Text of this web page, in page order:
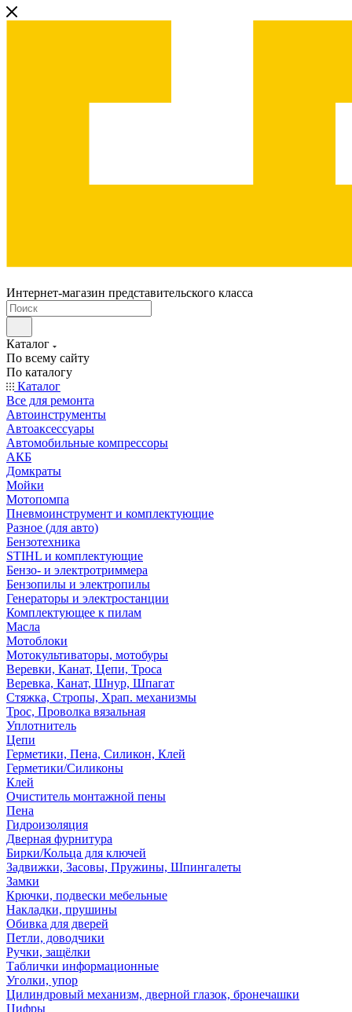
Интернет-магазин представительского класса
Каталог
По всему сайту
По каталогу
Каталог
Все для ремонта
Автоинструменты
Автоаксессуары
Автомобильные компрессоры
АКБ
Домкраты
Мойки
Мотопомпа
Пневмоинструмент и комплектующие
Разное (для авто)
Бензотехника
STIHL и комплектующие
Бензо- и электротриммера
Бензопилы и электропилы
Генераторы и электростанции
Комплектующее к пилам
Масла
Мотоблоки
Мотокультиваторы, мотобуры
Веревки, Канат, Цепи, Троса
Веревка, Канат, Шнур, Шпагат
Стяжка, Стропы, Храп. механизмы
Трос, Проволка вязальная
Уплотнитель
Цепи
Герметики, Пена, Силикон, Клей
Герметики/Силиконы
Клей
Очиститель монтажной пены
Пена
Гидроизоляция
Дверная фурнитура
Бирки/Кольца для ключей
Задвижки, Засовы, Пружины, Шпингалеты
Замки
Крючки, подвески мебельные
Накладки, прушины
Обивка для дверей
Петли, доводчики
Ручки, защёлки
Таблички информационные
Уголки, упор
Цилиндровый механизм, дверной глазок, бронечашки
Цифры